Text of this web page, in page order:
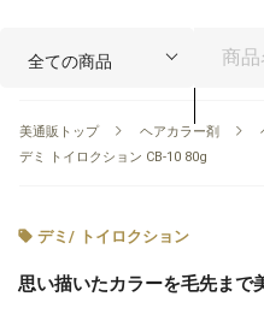
美通販トップ ヘアカラー剤
デミ トイロクション CB-10 80g
デミ / トイロクション
思い描いたカラーを毛先まで